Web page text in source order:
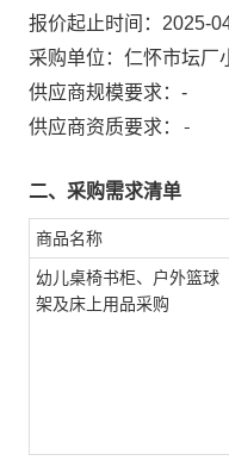
报价起止时间： 2025-
采购单位： 仁怀市坛厂
供应商规模要求： -
供应商资质要求：
-
二、采购需求清单
商品名称
幼儿桌椅书柜、户外篮球
架及床上用品采购